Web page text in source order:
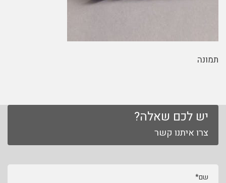
תמונה
יש לכם שאלה?
צרו איתנו קשר
שם*